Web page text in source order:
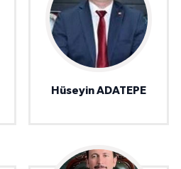
Hüseyin ADATEPE